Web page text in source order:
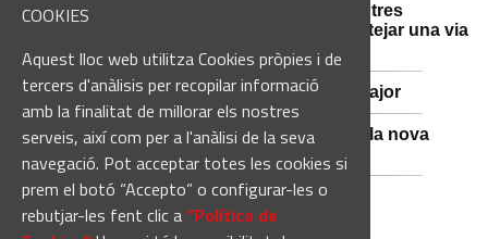
COOKIES
Aquest lloc web utilitza Cookies pròpies i de
tercers d'anàlisis per recopilar informació
amb la finalitat de millorar els nostres
serveis, així com per a l'anàlisi de la seva
navegació. Pot acceptar totes les cookies si
prem el botó “Accepto” o configurar-les o
rebutjar-les fent clic a“Política de
Mossos d'Esquadra i Guàrdia Civil detenen tres
persones i n'investiguen una altra per sabotejar una via
fèrria al Bages
Viladordis es prepara per una nova Festa Major
Sant Vicenç de Castellet inicia les obres de la nova
comissaria de la Policia Local